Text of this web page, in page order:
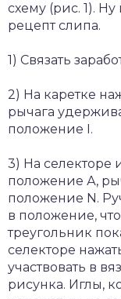
схему (рис. 1).
рецепт слипа.
1) Связать
2) На каретке
рычага
положение I.
3) На селекторе
положение А,
положение N.
в положение,
треугольник
селекторе
участвовать в
рисунка. Иглы,